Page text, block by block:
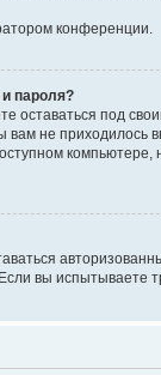
конференции.
пароля?
оставаться под
вам не
компьютере,
вы